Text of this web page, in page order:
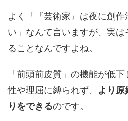
よく「『芸術家』は夜に創
い」なんて言いますが、実
ることなんですよね。
「前頭前皮質」の機能が低
性や理屈に縛られず、 より
りをできるのです。